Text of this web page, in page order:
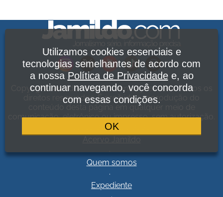
Copyright Jamildo Melo Comunicações Ltda. Todos os
direitos reservados. É proibida a reprodução do
conteúdo desta página em qualquer meio de
comunicação, eletrônico ou impresso, sem autorização.
Política de Privacidade
Quem somos
.
Expediente
.
Utilizamos cookies essenciais e
tecnologias semelhantes de acordo com
a nossa Política de Privacidadee, ao
continuar navegando, você concorda
com essas condições.
OK